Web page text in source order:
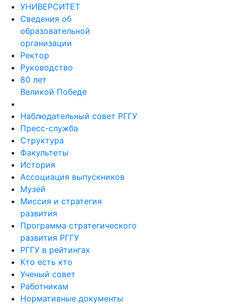
УНИВЕРСИТЕТ
Сведения об
образовательной
организации
Ректор
Руководство
80 лет
Великой Победе
Наблюдательный совет РГГУ
Пресс-служба
Структура
Факультеты
История
Ассоциация выпускников
Музей
Миссия и стратегия
развития
Программа стратегического
развития РГГУ
РГГУ в рейтингах
Кто есть кто
Ученый совет
Работникам
Нормативные документы